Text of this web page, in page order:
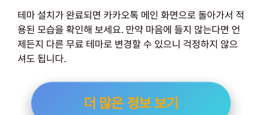
테마 설치가 완료되면 카카오톡 메인 화면으로 돌아가서 적
용된 모습을 확인해 보세요. 만약 마음에 들지 않는다면 언
제든지 다른 무료 테마로 변경할 수 있으니 걱정하지 않으
셔도 됩니다.
더 많은 정보 보기